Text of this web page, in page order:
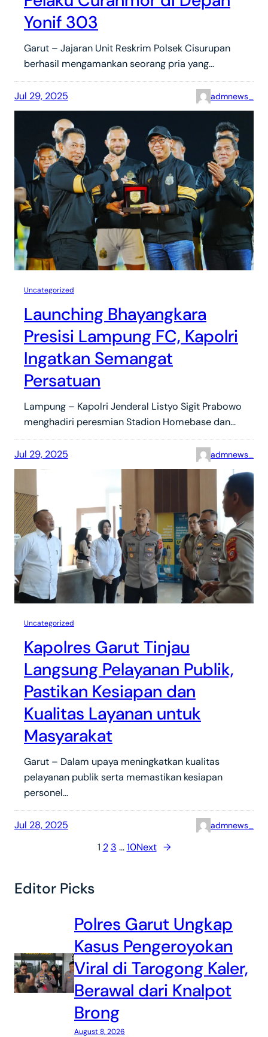
Yonif 303
Garut – Jajaran Unit Reskrim Polsek Cisurupan
berhasil mengamankan seorang pria yang…
Jul 29, 2025 admnews_
Uncategorized
Launching Bhayangkara
Presisi Lampung FC, Kapolri
Ingatkan Semangat
Persatuan
Lampung – Kapolri Jenderal Listyo Sigit Prabowo
menghadiri peresmian Stadion Homebase dan…
Jul 29, 2025 admnews_
Uncategorized
Kapolres Garut Tinjau
Langsung Pelayanan Publik,
Pastikan Kesiapan dan
Kualitas Layanan untuk
Masyarakat
Garut – Dalam upaya meningkatkan kualitas
pelayanan publik serta memastikan kesiapan
personel…
Jul 28, 2025 admnews_
1 2 3 … 10Next →
Editor Picks
Polres Garut Ungkap
Kasus Pengeroyokan
Viral di Tarogong Kaler,
Berawal dari Knalpot
Brong
August 8, 2026